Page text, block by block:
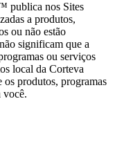
publica nos Sites
a produtos,
ou não estão
significam que a
ou serviços
local da Corteva
produtos, programas
você.